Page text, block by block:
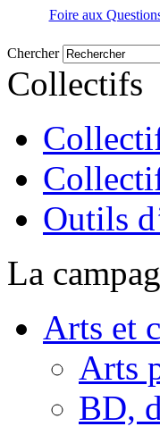
Foire aux
Chercher
Collectifs
Outils
La
Arts et
Arts
BD,